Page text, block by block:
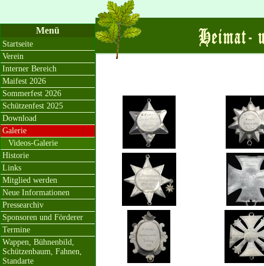
Menü
Startseite
Verein
Interner Bereich
Maifest 2026
Sommerfest 2026
Schützenfest 2025
Download
Galerie
Videos-Galerie
Historie
Links
Mitglied werden
Neue Informationen
Pressearchiv
Sponsoren und Förderer
Termine
Wappen, Bühnenbild,
Schützenbaum, Fahnen,
Standarte